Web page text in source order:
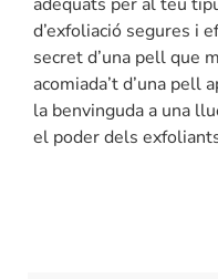
d’exfoliació segures i
secret d’una pell que
acomiada’t d’una pell
la benvinguda a una
el poder dels